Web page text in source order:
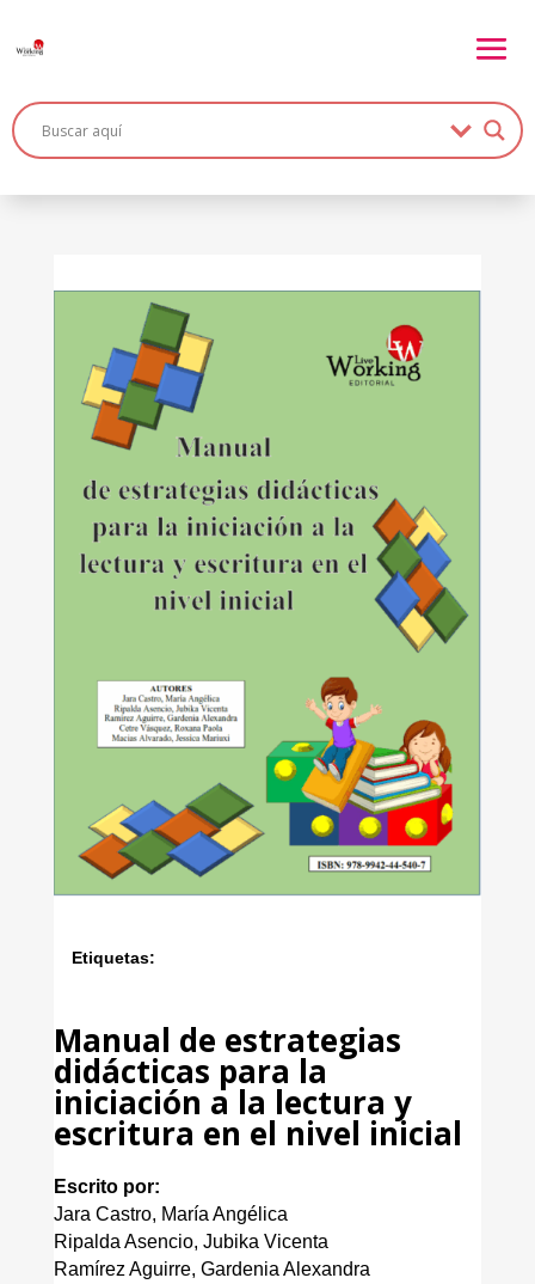
Etiquetas:
Manual de estrategias
didácticas para la
iniciación a la lectura y
escritura en el nivel inicial
Escrito por:
Jara Castro, María Angélica
Ripalda Asencio, Jubika Vicenta
Ramírez Aguirre, Gardenia Alexandra